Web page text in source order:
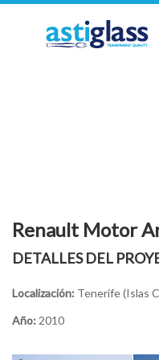
Renault Motor
DETALLES DEL
Localización: Tenerife (Islas
Año: 2010